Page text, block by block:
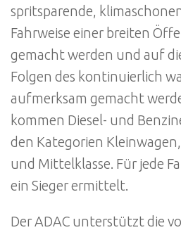
spritsparende,
Fahrweise einer breiten
gemacht werden und auf
Folgen des kontinuierlich
aufmerksam gemacht
kommen Diesel- und
den Kategorien
und Mittelklasse. Für jede
ein Sieger ermittelt.
Der ADAC unterstützt die